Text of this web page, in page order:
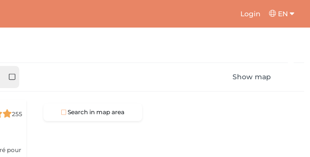
Login EN
Show map
255
Search in map area